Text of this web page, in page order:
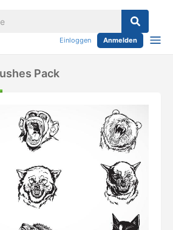
Einloggen Anmelden
Pack